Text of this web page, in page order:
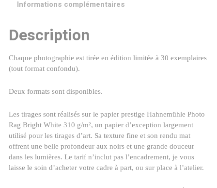
Informations complémentaires
Description
Chaque photographie est tirée en édition limitée à 30 exemplaires
(tout format confondu).
Deux formats sont disponibles.
Les tirages sont réalisés sur le papier prestige Hahnemühle Photo
Rag Bright White 310 g/m², un papier d’exception largement
utilisé pour les tirages d’art. Sa texture fine et son rendu mat
offrent une belle profondeur aux noirs et une grande douceur
dans les lumières. Le tarif n’inclut pas l’encadrement, je vous
laisse le soin d’acheter votre cadre à part, ou sur place à l’atelier.